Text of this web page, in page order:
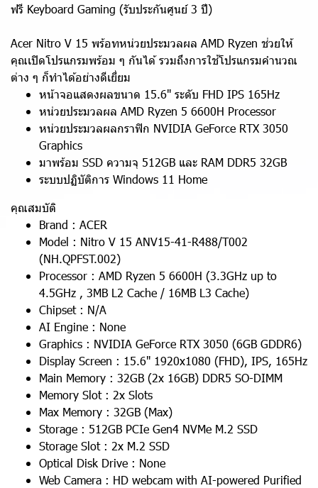
ฟรี Keyboard Gaming (รับประกันศูนย์ 3 ปี)
Acer Nitro V 15 พร้อทหน่วยประมวลผล AMD Ryzen ช่วยให้
คุณเปิดโปรแกรมพร้อม ๆ กันได้ รวมถึงการใช้โปรแกรมคำนวณ
ต่าง ๆ ก็ทำได้อย่างดีเยี่ยม
หน้าจอแสดงผลขนาด 15.6" ระดับ FHD IPS 165Hz
หน่วยประมวลผล AMD Ryzen 5 6600H Processor
หน่วยประมวลผลกราฟิก NVIDIA GeForce RTX 3050
Graphics
มาพร้อม SSD ความจุ 512GB และ RAM DDR5 32GB
ระบบปฏิบัติการ Windows 11 Home
คุณสมบัติ
Brand : ACER
Model : Nitro V 15 ANV15-41-R488/T002
(NH.QPFST.002)
Processor : AMD Ryzen 5 6600H (3.3GHz up to
4.5GHz , 3MB L2 Cache / 16MB L3 Cache)
Chipset : N/A
AI Engine : None
Graphics : NVIDIA GeForce RTX 3050 (6GB GDDR6)
Display Screen : 15.6" 1920x1080 (FHD), IPS, 165Hz
Main Memory : 32GB (2x 16GB) DDR5 SO-DIMM
Memory Slot : 2x Slots
Max Memory : 32GB (Max)
Storage : 512GB PCIe Gen4 NVMe M.2 SSD
Storage Slot : 2x M.2 SSD
Optical Disk Drive : None
Web Camera : HD webcam with AI-powered Purified